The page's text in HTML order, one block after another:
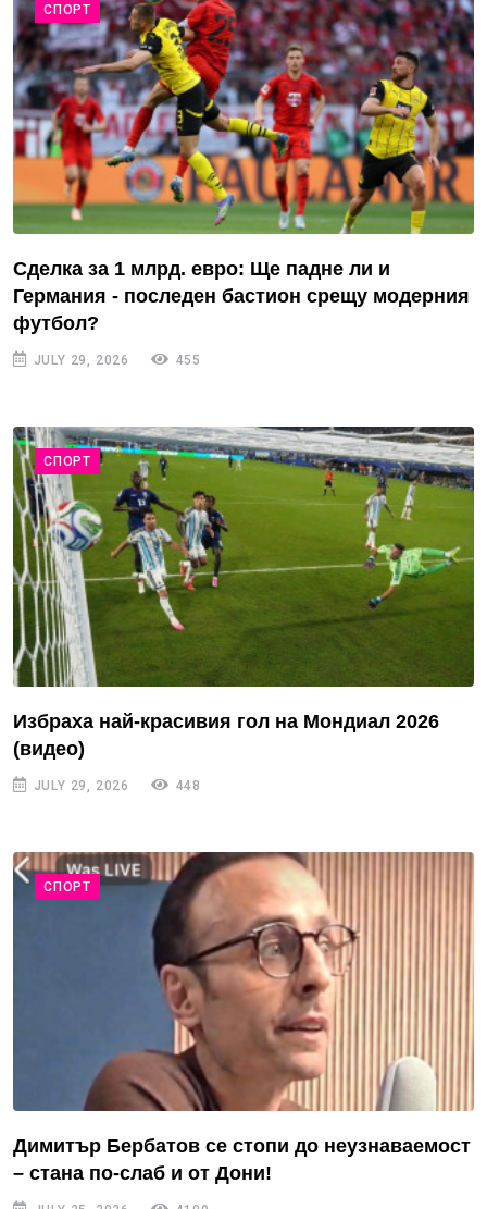
СПОРТ
Сделка за 1 млрд. евро: Ще падне ли и
Германия - последен бастион срещу модерния
футбол?
JULY 29, 2026 455
СПОРТ
Избраха най-красивия гол на Мондиал 2026
(видео)
JULY 29, 2026 448
СПОРТ
Димитър Бербатов се стопи до неузнаваемост
– стана по-слаб и от Дони!